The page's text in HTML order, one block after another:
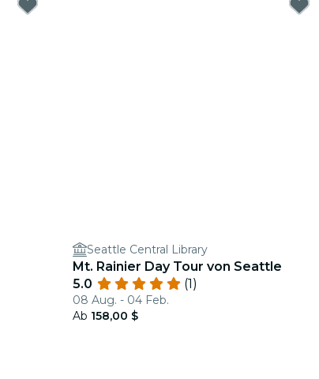
Seattle Central Library
Mt. Rainier Day Tour von Seattle
5.0
(1)
08 Aug. - 04 Feb.
Ab 158,00 $